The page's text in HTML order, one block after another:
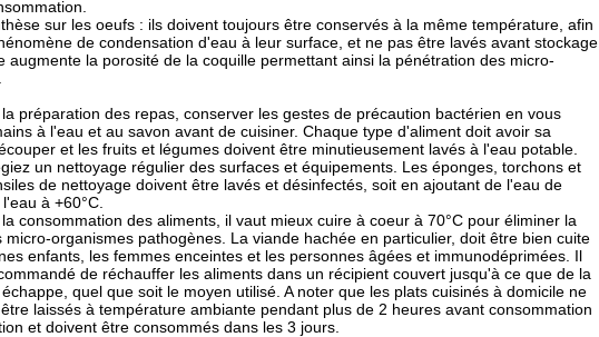
sur les oeufs : ils doivent toujours être conservés à la même température, afin
de condensation d'eau à leur surface, et ne pas être lavés avant stockage,
augmente la porosité de la coquille permettant ainsi la pénétration des micro-
préparation des repas, conserver les gestes de précaution bactérien en vous
à l'eau et au savon avant de cuisiner. Chaque type d'aliment doit avoir sa
et les fruits et légumes doivent être minutieusement lavés à l'eau potable.
un nettoyage régulier des surfaces et équipements. Les éponges, torchons et
de nettoyage doivent être lavés et désinfectés, soit en ajoutant de l'eau de
à +60°C.
consommation des aliments, il vaut mieux cuire à coeur à 70°C pour éliminer la
micro-organismes pathogènes. La viande hachée en particulier, doit être bien cuite
enfants, les femmes enceintes et les personnes âgées et immunodéprimées. Il
de réchauffer les aliments dans un récipient couvert jusqu'à ce que de la
quel que soit le moyen utilisé. A noter que les plats cuisinés à domicile ne
laissés à température ambiante pendant plus de 2 heures avant consommation
et doivent être consommés dans les 3 jours.